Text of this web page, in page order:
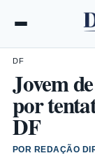
DF
Jovem
por
DF
POR REDAÇÃO